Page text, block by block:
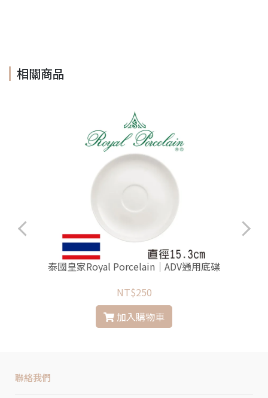
相關商品
泰國皇家Royal Porcelain｜ADV通用底碟
NT$250
加入購物車
聯絡我們